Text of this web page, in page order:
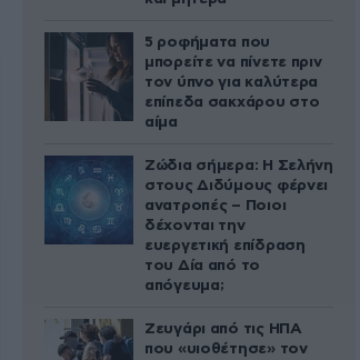
5 ροφήματα που
μπορείτε να πίνετε πριν
τον ύπνο για καλύτερα
επίπεδα σακχάρου στο
αίμα
Ζώδια σήμερα: Η Σελήνη
στους Διδύμους φέρνει
ανατροπές – Ποιοι
δέχονται την
ευεργετική επίδραση
του Δία από το
απόγευμα;
Ζευγάρι από τις ΗΠΑ
που «υιοθέτησε» τον